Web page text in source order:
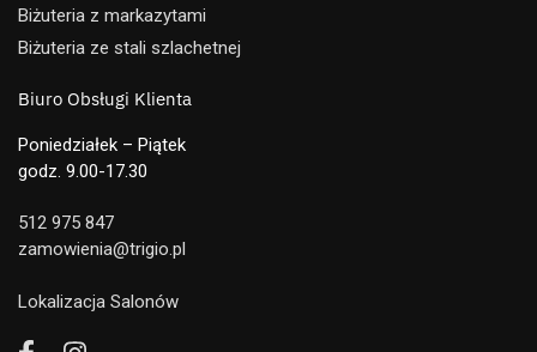
Biżuteria z markazytami
Biżuteria ze stali szlachetnej
Biuro Obsługi Klienta
Poniedziałek – Piątek
godz. 9.00-17.30
512 975 847
zamowienia@trigio.pl
Lokalizacja Salonów